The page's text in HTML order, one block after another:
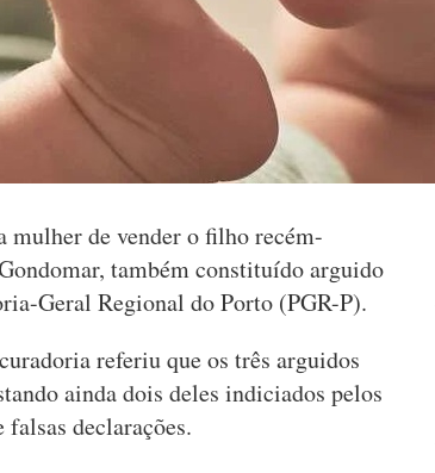
de vender o filho recém-
também constituído arguido
Geral Regional do Porto (PGR-P).
referiu que os três arguidos
ainda dois deles indiciados pelos
declarações.